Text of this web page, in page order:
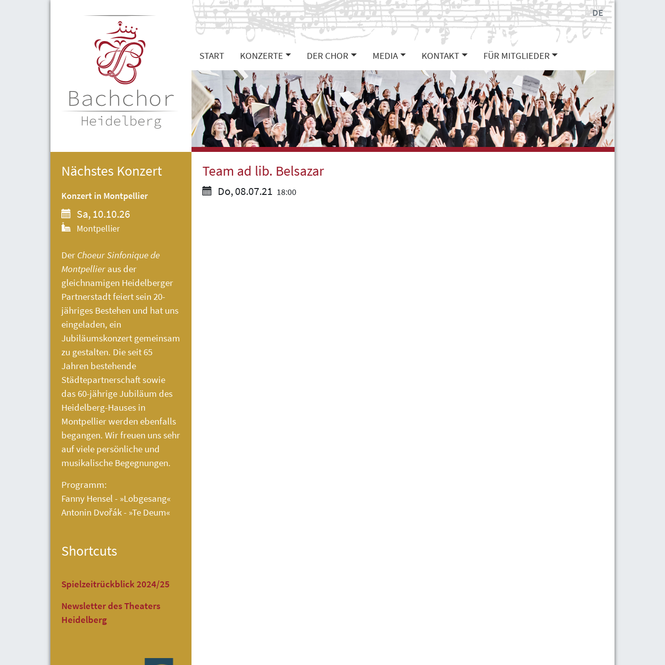
START KONZERTE DER CHOR MEDIA KONTAKT FÜR MITGLIEDER
DE
Team ad lib. Belsazar
Do, 08.07.21 18:00
Nächstes Konzert
Konzert in Montpellier
Sa, 10.10.26
Montpellier
Der Choeur Sinfonique de
Montpellier aus der
gleichnamigen Heidelberger
Partnerstadt feiert sein 20-
jähriges Bestehen und hat uns
eingeladen, ein
Jubiläumskonzert gemeinsam
zu gestalten. Die seit 65
Jahren bestehende
Städtepartnerschaft sowie
das 60-jährige Jubiläum des
Heidelberg-Hauses in
Montpellier werden ebenfalls
begangen. Wir freuen uns sehr
auf viele persönliche und
musikalische Begegnungen.
Programm:
Fanny Hensel - »Lobgesang«
Antonin Dvořák - »Te Deum«
Shortcuts
Spielzeitrückblick 2024/25
Newsletter des Theaters
Heidelberg